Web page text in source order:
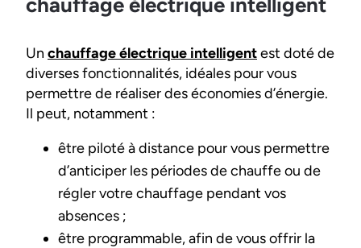
Un chauffage électrique intelligentest doté de
diverses fonctionnalités, idéales pour vous
permettre de réaliser des économies d’énergie.
Il peut, notamment :
être piloté à distance pour vous permettre
d’anticiper les périodes de chauffe ou de
régler votre chauffage pendant vos
absences ;
être programmable, afin de vous offrir la